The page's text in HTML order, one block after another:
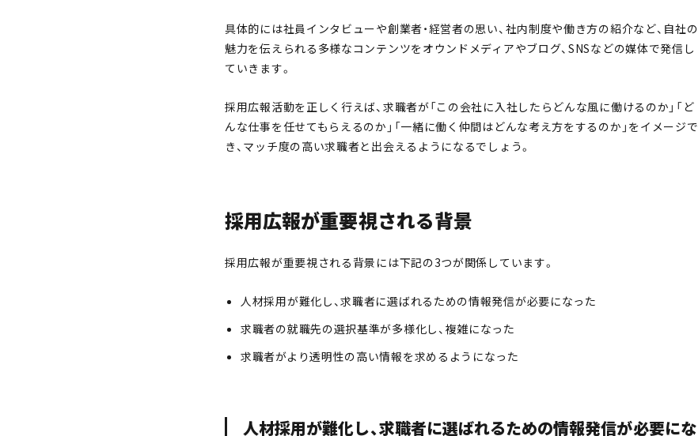
具体的には社員インタビューや創業者・経営者の思い、社内制度や働き方の紹介など、自社の
魅力を伝えられる多様なコンテンツをオウンドメディアやブログ、SNSなどの媒体で発信し
ていきます。
採用広報活動を正しく行えば、求職者が「この会社に入社したらどんな風に働けるのか」「ど
んな仕事を任せてもらえるのか」「一緒に働く仲間はどんな考え方をするのか」をイメージで
き、マッチ度の高い求職者と出会えるようになるでしょう。
採用広報が重要視される背景
採用広報が重要視される背景には下記の3つが関係しています。
人材採用が難化し、求職者に選ばれるための情報発信が必要になった
求職者の就職先の選択基準が多様化し、複雑になった
求職者がより透明性の高い情報を求めるようになった
人材採用が難化し、求職者に選ばれるための情報発信が必要にな